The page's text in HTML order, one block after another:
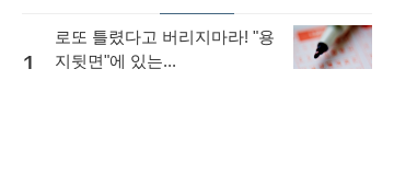
1
로또 틀렸다고 버리지마라! "용
지뒷면"에 있는...